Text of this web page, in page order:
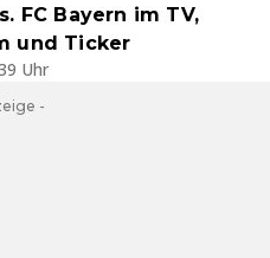
FC Bayern im TV,
und Ticker
Uhr
-